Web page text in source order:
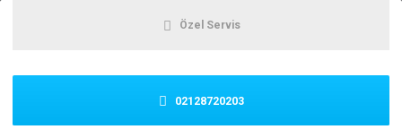
Özel Servis
02128720203